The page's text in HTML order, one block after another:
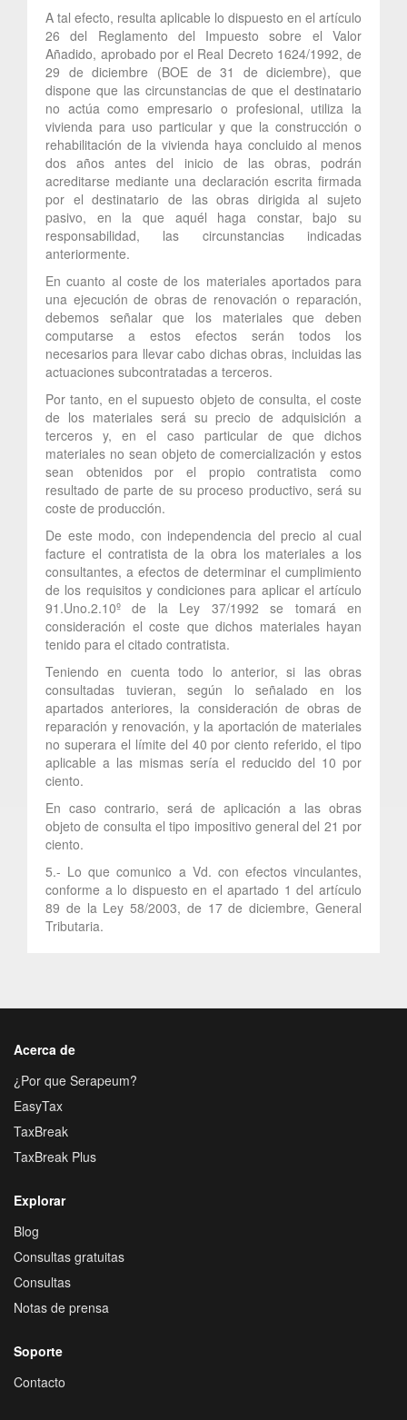
A tal efecto, resulta aplicable lo dispuesto en el artículo
26 del Reglamento del Impuesto sobre el Valor
Añadido, aprobado por el Real Decreto 1624/1992, de
29 de diciembre (BOE de 31 de diciembre), que
dispone que las circunstancias de que el destinatario
no actúa como empresario o profesional, utiliza la
vivienda para uso particular y que la construcción o
rehabilitación de la vivienda haya concluido al menos
dos años antes del inicio de las obras, podrán
acreditarse mediante una declaración escrita firmada
por el destinatario de las obras dirigida al sujeto
pasivo, en la que aquél haga constar, bajo su
responsabilidad, las circunstancias indicadas
anteriormente.
En cuanto al coste de los materiales aportados para
una ejecución de obras de renovación o reparación,
debemos señalar que los materiales que deben
computarse a estos efectos serán todos los
necesarios para llevar cabo dichas obras, incluidas las
actuaciones subcontratadas a terceros.
Por tanto, en el supuesto objeto de consulta, el coste
de los materiales será su precio de adquisición a
terceros y, en el caso particular de que dichos
materiales no sean objeto de comercialización y estos
sean obtenidos por el propio contratista como
resultado de parte de su proceso productivo, será su
coste de producción.
De este modo, con independencia del precio al cual
facture el contratista de la obra los materiales a los
consultantes, a efectos de determinar el cumplimiento
de los requisitos y condiciones para aplicar el artículo
91.Uno.2.10º de la Ley 37/1992 se tomará en
consideración el coste que dichos materiales hayan
tenido para el citado contratista.
Teniendo en cuenta todo lo anterior, si las obras
consultadas tuvieran, según lo señalado en los
apartados anteriores, la consideración de obras de
reparación y renovación, y la aportación de materiales
no superara el límite del 40 por ciento referido, el tipo
aplicable a las mismas sería el reducido del 10 por
ciento.
En caso contrario, será de aplicación a las obras
objeto de consulta el tipo impositivo general del 21 por
ciento.
5.- Lo que comunico a Vd. con efectos vinculantes,
conforme a lo dispuesto en el apartado 1 del artículo
89 de la Ley 58/2003, de 17 de diciembre, General
Tributaria.
Acerca de
¿Por que Serapeum?
EasyTax
TaxBreak
TaxBreak Plus
Explorar
Blog
Consultas gratuitas
Consultas
Notas de prensa
Soporte
Contacto